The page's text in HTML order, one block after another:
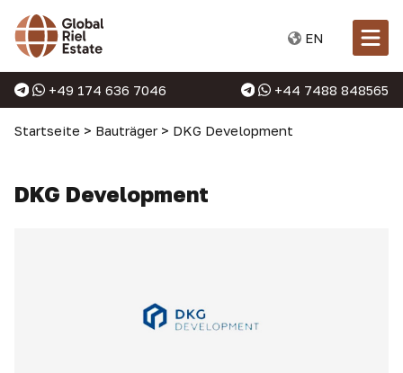
EN
+49 174 636 7046 +44 7488 848565
Startseite > Bauträger > DKG Development
DKG Development